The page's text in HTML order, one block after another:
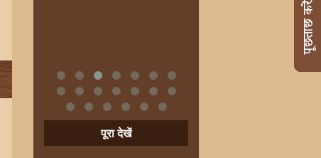
पूरा देखें